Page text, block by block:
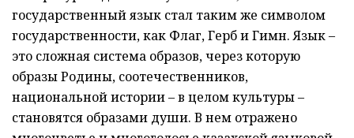
государственный язык стал таким же символом
государственности, как Флаг, Герб и Гимн. Язык –
это сложная система образов, через которую
образы Родины, соотечественников,
национальной истории – в целом культуры –
становятся образами души. В нем отражено